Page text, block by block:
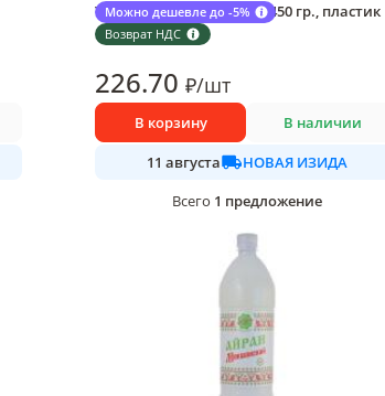
Можно дешевле до -5%
Возврат НДС
Творог Мокшанский 9% 450 гр., пластик
1 шт в упаковке
226.70 ₽/шт
В корзину В наличии
11 августа
НОВАЯ ИЗИДА
Всего 1 предложение